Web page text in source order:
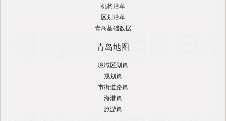
机构沿革
区划沿革
青岛基础数据
青岛地图
境域区划篇
规划篇
市街道路篇
海港篇
旅游篇